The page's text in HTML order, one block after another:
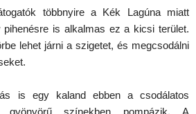
többnyire a Kék Lagúna miatt
is alkalmas ez a kicsi terület.
lehet járni a szigetet, és megcsodálni
is egy kaland ebben a csodálatos
gyönyörű színekben pompázik. A